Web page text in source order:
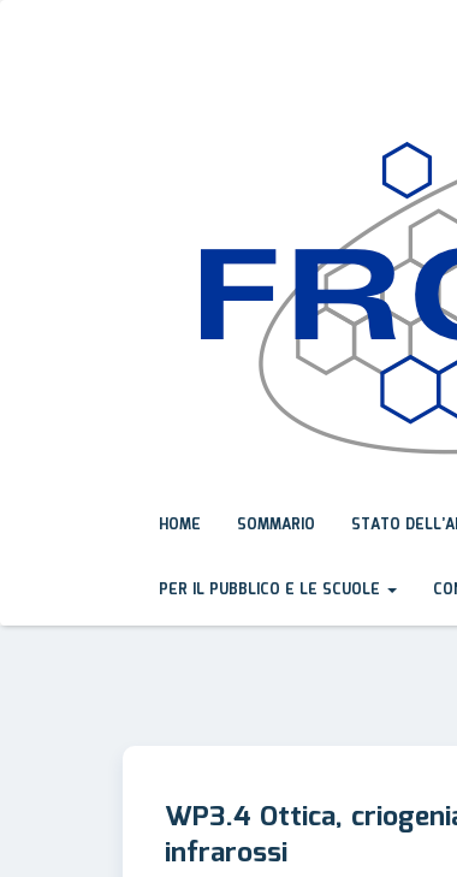
HOME SOMMARIO STATO
PER IL PUBBLICO E LE SCUOLE
WP3.4 Ottica,
infrarossi